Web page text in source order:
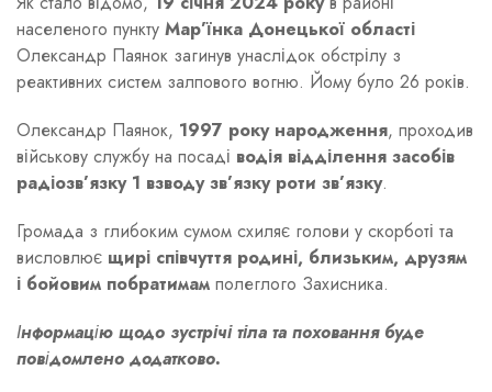
населеного пункту Мар’їнка Донецької області
Олександр Паянок загинув унаслідок обстрілу з
реактивних систем залпового вогню. Йому було 26 років.
Олександр Паянок, 1997 року народження, проходив
військову службу на посаді водія відділення засобів
радіозв’язку 1 взводу зв’язку роти зв’язку.
Громада з глибоким сумом схиляє голови у скорботі та
висловлює щирі співчуття родині, близьким, друзям
і бойовим побратимам полеглого Захисника.
Інформацію щодо зустрічі тіла та похованнябуде
повідомлено додатково.